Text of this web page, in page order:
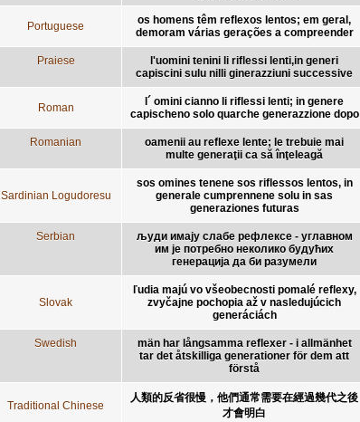
Portuguese
os homens têm reflexos lentos; em geral,
demoram várias gerações a compreender
Praiese
l'uomini tenini li riflessi lenti,in generi
capiscini sulu nilli ginerazziuni successive
Roman
l´ omini cianno li riflessi lenti; in genere
capischeno solo quarche generazzione dopo
Romanian
oamenii au reflexe lente; le trebuie mai
multe generaţii ca să înţeleagă
Sardinian Logudoresu
sos omines tenene sos riflessos lentos, in
generale cumprennene solu in sas
generaziones futuras
Serbian
људи имају слабе рефлексе - углавном
им је потребно неколико будућих
генерација да би разумели
Slovak
ľudia majú vo všeobecnosti pomalé reflexy,
zvyčajne pochopia až v nasledujúcich
generáciách
Swedish
män har långsamma reflexer - i allmänhet
tar det åtskilliga generationer för dem att
förstå
Traditional Chinese
人類的反省很慢，他們通常需要在經過幾代之後
才會明白